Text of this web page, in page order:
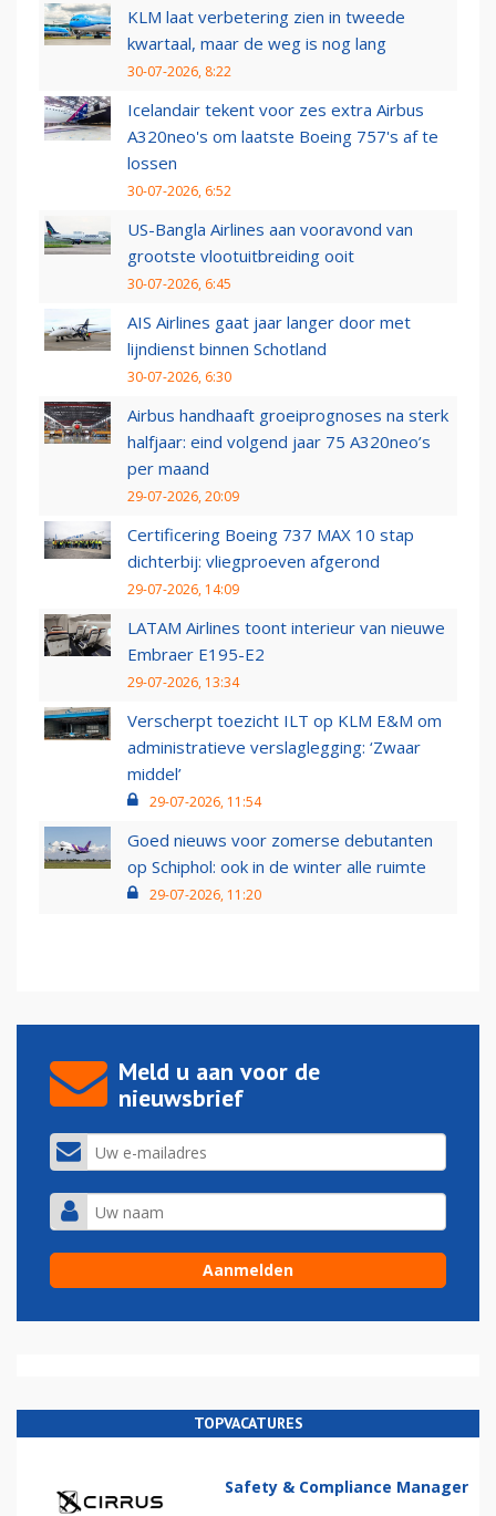
KLM laat verbetering zien in tweede
kwartaal, maar de weg is nog lang
30-07-2026, 8:22
Icelandair tekent voor zes extra Airbus
A320neo's om laatste Boeing 757's af te
lossen
30-07-2026, 6:52
US-Bangla Airlines aan vooravond van
grootste vlootuitbreiding ooit
30-07-2026, 6:45
AIS Airlines gaat jaar langer door met
lijndienst binnen Schotland
30-07-2026, 6:30
Airbus handhaaft groeiprognoses na sterk
halfjaar: eind volgend jaar 75 A320neo’s
per maand
29-07-2026, 20:09
Certificering Boeing 737 MAX 10 stap
dichterbij: vliegproeven afgerond
29-07-2026, 14:09
LATAM Airlines toont interieur van nieuwe
Embraer E195-E2
29-07-2026, 13:34
Verscherpt toezicht ILT op KLM E&M om
administratieve verslaglegging: ‘Zwaar
middel’
29-07-2026, 11:54
Goed nieuws voor zomerse debutanten
op Schiphol: ook in de winter alle ruimte
29-07-2026, 11:20
Meld u aan voor de
nieuwsbrief
TOPVACATURES
Safety & Compliance Manager